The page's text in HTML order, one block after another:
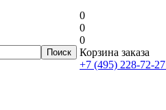
0
0
0
Корзина заказа
+7 (495) 228-72-27